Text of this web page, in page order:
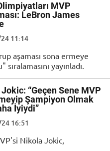
MVP
LeBron James
11:14
aşaması sona ermeye
yayınladı.
“Geçen Sene MVP
Şampiyon Olmak
İyiydi”
16:51
Nikola Jokic,